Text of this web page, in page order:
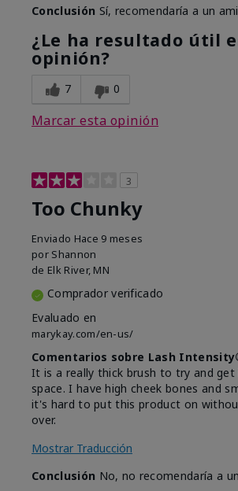
Conclusión Sí, recomendaría a un
¿Le ha resultado útil
opinión?
7 0
Marcar esta opinión
3
Too Chunky
Enviado Hace 9 meses
por Shannon
de Elk River, MN
Comprador verificado
Evaluado en
marykay.com/en-us/
Comentarios sobre Lash
It is a really thick brush to try and get
space. I have high cheek bones and
it's hard to put this product on
over.
Mostrar Traducción
Conclusión No, no recomendaría a